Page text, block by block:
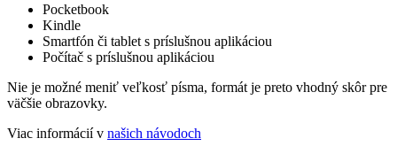
Pocketbook
Kindle
Smartfón či tablet s príslušnou aplikáciou
Počítač s príslušnou aplikáciou
Nie je možné meniť veľkosť písma, formát je preto vhodný skôr pre
väčšie obrazovky.
Viac informácií v našich návodoch